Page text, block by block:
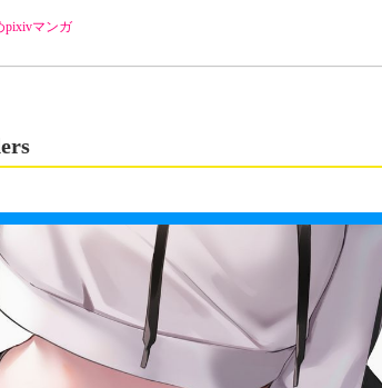
pixivマンガ